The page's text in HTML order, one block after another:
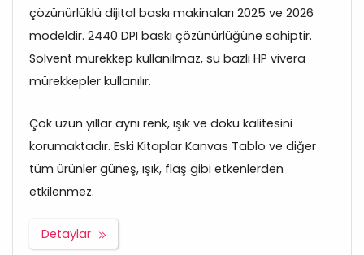
çözünürlüklü dijital baskı makinaları 2025 ve 2026
modeldir. 2440 DPI baskı çözünürlüğüne sahiptir.
Solvent mürekkep kullanılmaz, su bazlı HP vivera
mürekkepler kullanılır.
Çok uzun yıllar aynı renk, ışık ve doku kalitesini
korumaktadır. Eski Kitaplar Kanvas Tablo ve diğer
tüm ürünler güneş, ışık, flaş gibi etkenlerden
etkilenmez.
Detaylar